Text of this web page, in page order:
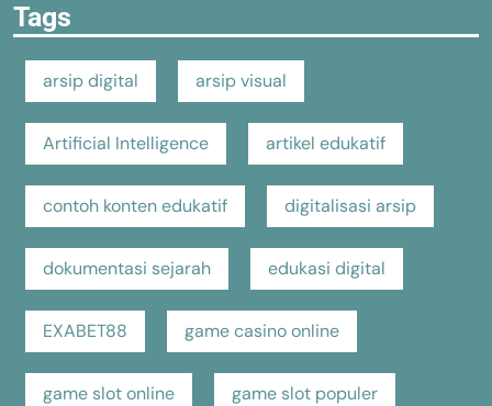
Tags
arsip digital arsip visual
Artificial Intelligence artikel edukatif
contoh konten edukatif digitalisasi arsip
dokumentasi sejarah edukasi digital
EXABET88 game casino online
game slot online game slot populer